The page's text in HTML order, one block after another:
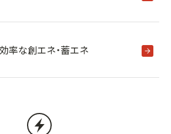
率な創エネ・蓄エネ